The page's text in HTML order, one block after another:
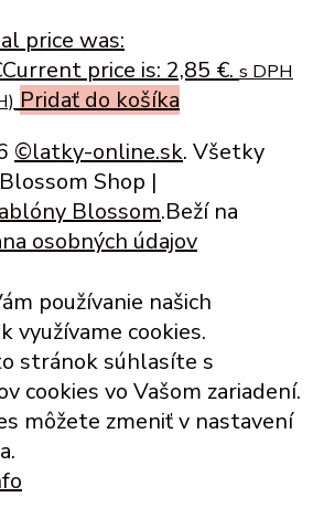
price was:
Current price is: 2,85 €. s DPH
Pridať do košíka
©latky-online.sk. Všetky
Blossom Shop |
Blossom.Beží na
osobných údajov
používanie našich
využívame cookies.
stránok súhlasíte s
cookies vo Vašom zariadení.
môžete zmeniť v nastavení